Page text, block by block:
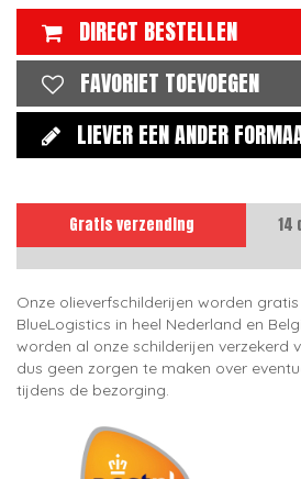
DIRECT BESTELLEN
FAVORIET TOEVOEGEN
LIEVER EEN ANDER
Gratis verzending
14
Onze olieverfschilderijen worden
BlueLogistics in heel Nederland en
worden al onze schilderijen verzekerd
dus geen zorgen te maken over
tijdens de bezorging.